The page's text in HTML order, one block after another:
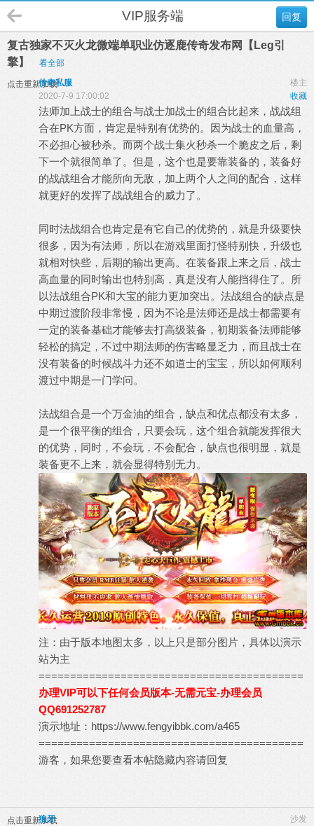
回复
VIP服务端
复古独家不灭火龙微端单职业仿逐鹿传奇发布网【Leg引
擎】
看全部
点击重新加载 楼主
传奇私服
收藏
2020-7-9 17:00:02
法师加上战士的组合与战士加战士的组合比起来，战战组
合在PK方面，肯定是特别有优势的。因为战士的血量高，
不必担心被秒杀。而两个战士集火秒杀一个脆皮之后，剩
下一个就很简单了。但是，这个也是要靠装备的，装备好
的战战组合才能所向无敌，加上两个人之间的配合，这样
就更好的发挥了战战组合的威力了。
同时法战组合也肯定是有它自己的优势的，就是升级要快
很多，因为有法师，所以在游戏里面打怪特别快，升级也
就相对快些，后期的输出更高。在装备跟上来之后，战士
高血量的同时输出也特别高，真是没有人能挡得住了。所
以法战组合PK和大宝的能力更加突出。法战组合的缺点是
中期过渡阶段非常慢，因为不论是法师还是战士都需要有
一定的装备基础才能够去打高级装备，初期装备法师能够
轻松的搞定，不过中期法师的伤害略显乏力，而且战士在
没有装备的时候战斗力还不如道士的宝宝，所以如何顺利
渡过中期是一门学问。
法战组合是一个万金油的组合，缺点和优点都没有太多，
是一个很平衡的组合，只要会玩，这个组合就能发挥很大
的优势，同时，不会玩，不会配合，缺点也很明显，就是
装备更不上来，就会显得特别无力。
注：由于版本地图太多，以上只是部分图片，具体以演示
站为主
==========================================
办理VIP可以下任何会员版本-无需元宝-办理会员
QQ691252787
演示地址： https://www.fengyibbk.com/a465
==========================================
游客，如果您要查看本帖隐藏内容请回复
点击重新加载 沙发
狼牙